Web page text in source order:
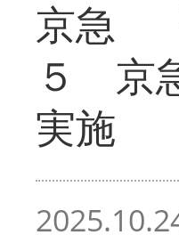
京急
５ 京
実施